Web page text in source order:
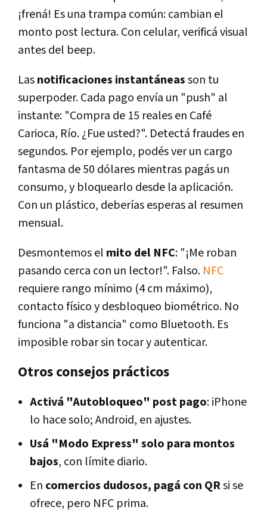
¡frená! Es una trampa común: cambian el
monto post lectura. Con celular, verificá visual
antes del beep.
Lasnotificaciones instantáneasson tu
superpoder. Cada pago envía un "push" al
instante: "Compra de 15 reales en Café
Carioca, Río. ¿Fue usted?". Detectá fraudes en
segundos. Por ejemplo, podés ver un cargo
fantasma de 50 dólares mientras pagás un
consumo, y bloquearlo desde la aplicación.
Con un plástico, deberías esperas al resumen
mensual.
Desmontemos el mito del NFC: "¡Me roban
pasando cerca con un lector!". Falso. NFC
requiere rango mínimo (4 cm máximo),
contacto físico y desbloqueo biométrico. No
funciona "a distancia" como Bluetooth. Es
imposible robar sin tocar y autenticar.
Otros consejos prácticos
Activá "Autobloqueo" post pago: iPhone
lo hace solo; Android, en ajustes.
Usá "Modo Express" solo para montos
bajos, con límite diario.
En comercios dudosos, pagá con QRsi se
ofrece, pero NFC prima.